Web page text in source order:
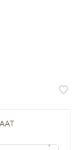
▾